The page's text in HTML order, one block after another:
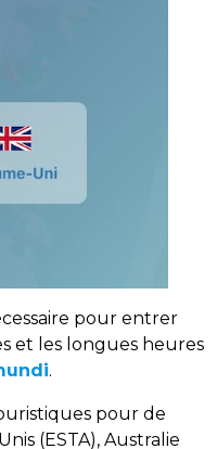
pour entrer
et les longues heures
.
pour de
(ESTA), Australie